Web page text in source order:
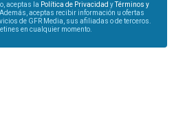
aceptas la Política de Privacidad y
Términos y
aceptas recibir información u ofertas
de GFR Media, sus afiliadas o de terceros.
en cualquier momento.